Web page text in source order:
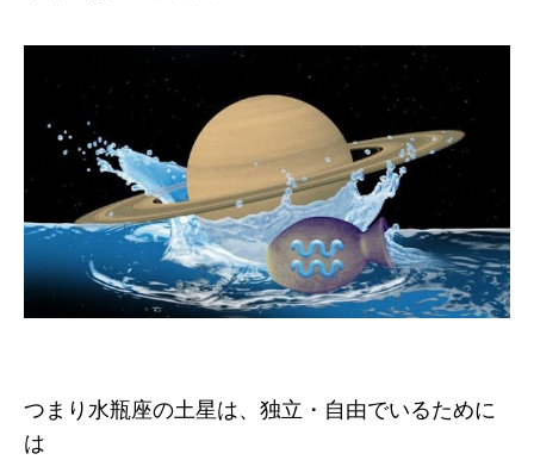
つまり水瓶座の土星は、独立・自由でいるために
は